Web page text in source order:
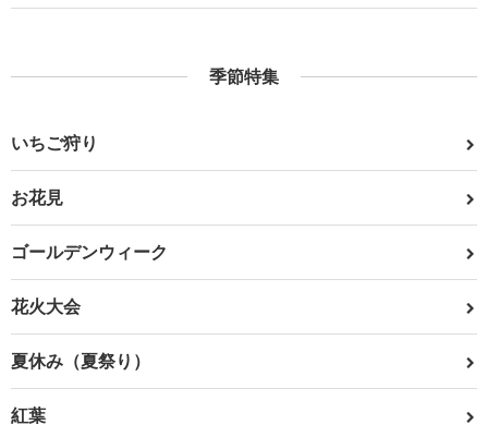
季節特集
いちご狩り
お花見
ゴールデンウィーク
花火大会
夏休み（夏祭り）
紅葉